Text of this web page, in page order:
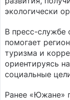
экологически
В пресс-службе
помогает
туризма и
ориентируясь
социальные
Ранее «Южане»